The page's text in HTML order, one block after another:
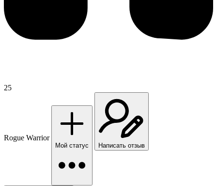
25
Rogue Warrior
Мой статус Написать отзыв